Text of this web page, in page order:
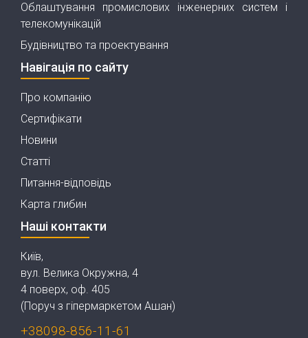
Облаштування промислових інженерних систем і
телекомунікацій
Будівництво та проектування
Навігація по сайту
Про компанію
Сертифікати
Новини
Статті
Питання-відповідь
Карта глибин
Наші контакти
Київ,
вул. Велика Окружна, 4
4 поверх, оф. 405
(Поруч з гіпермаркетом Ашан)
+38098-856-11-61